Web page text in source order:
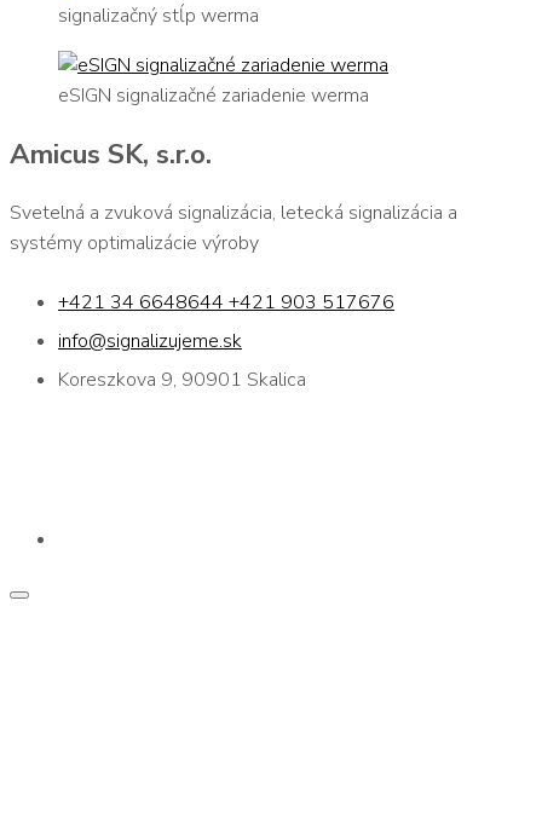
signalizačný stĺp werma
eSIGN signalizačné zariadenie werma
Amicus SK, s.r.o.
Svetelná a zvuková signalizácia, letecká signalizácia a
systémy optimalizácie výroby
+421 34 6648644 +421 903 517676
info@signalizujeme.sk
Koreszkova 9, 90901 Skalica